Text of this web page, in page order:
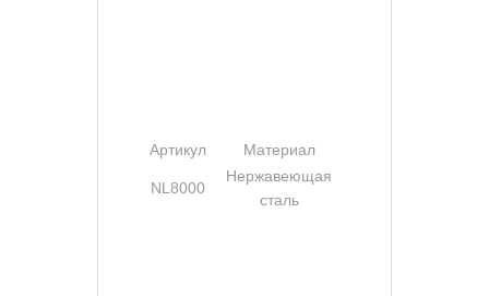
Артикул Материал
NL8000
Нержавеющая
сталь